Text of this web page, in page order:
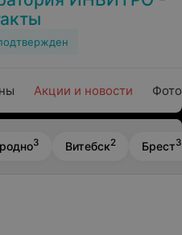
Акции и новости
3 Витебск2 Брест3